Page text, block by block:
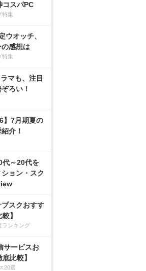
コスパPC
特集
ウオッチ、
感想は
特集
マも、注目
ろい！
】7月期夏の
介！
代～20代を
ョン・スク
スクおすす
】
ランキング
サービスお
比較】
20選